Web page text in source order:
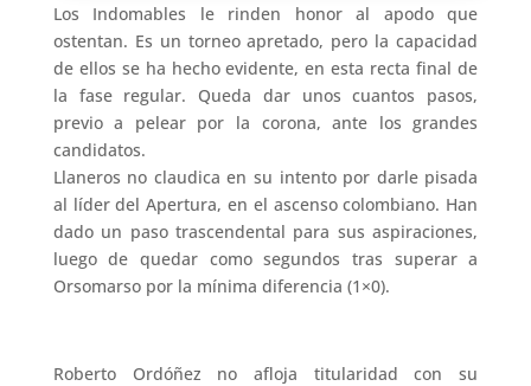
Los Indomables le rinden honor al apodo que
ostentan. Es un torneo apretado, pero la capacidad
de ellos se ha hecho evidente, en esta recta final de
la fase regular. Queda dar unos cuantos pasos,
previo a pelear por la corona, ante los grandes
candidatos.
Llaneros no claudica en su intento por darle pisada
al líder del Apertura, en el ascenso colombiano. Han
dado un paso trascendental para sus aspiraciones,
luego de quedar como segundos tras superar a
Orsomarso por la mínima diferencia (1×0).
Roberto Ordóñez no afloja titularidad con su